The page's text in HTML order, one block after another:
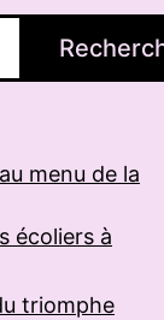
menu de la
écoliers à
triomphe